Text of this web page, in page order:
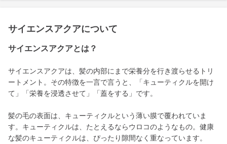
サイエンスアクアについて
サイエンスアクアとは？
サイエンスアクアは、髪の内部にまで栄養分を行き渡らせるトリ
ートメント。その特徴を一言で言うと、「キューティクルを開け
て」「栄養を浸透させて」「蓋をする」です。
髪の毛の表面は、キューティクルという薄い膜で覆われていま
す。キューティクルは、たとえるならウロコのようなもの。健康
な髪のキューティクルは、ぴったり隙間なく重なっています。